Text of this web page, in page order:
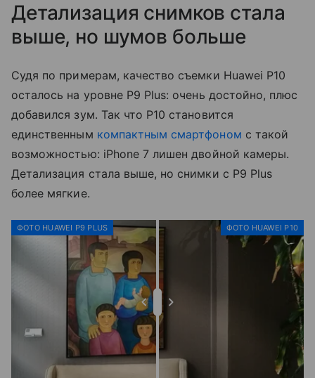
Детализация снимков стала
выше, но шумов больше
Судя по примерам, качество съемки Huawei P10
осталось на уровне P9 Plus: очень достойно, плюс
добавился зум. Так что P10 становится
единственным компактным смартфоном с такой
возможностью: iPhone 7 лишен двойной камеры.
Детализация стала выше, но снимки с P9 Plus
более мягкие.
ФОТО HUAWEI P9 PLUS ФОТО HUAWEI P10